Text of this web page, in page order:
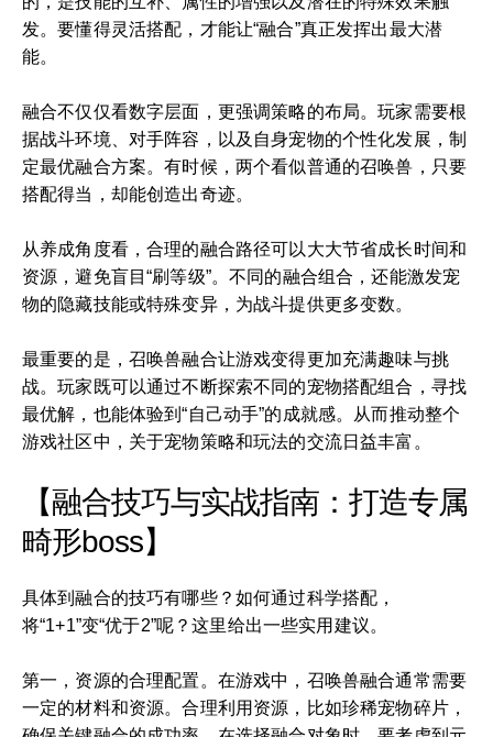
发。要懂得灵活搭配，才能让“融合”真正发挥出最大潜
能。
融合不仅仅看数字层面，更强调策略的布局。玩家需要根
据战斗环境、对手阵容，以及自身宠物的个性化发展，制
定最优融合方案。有时候，两个看似普通的召唤兽，只要
搭配得当，却能创造出奇迹。
从养成角度看，合理的融合路径可以大大节省成长时间和
资源，避免盲目“刷等级”。不同的融合组合，还能激发宠
物的隐藏技能或特殊变异，为战斗提供更多变数。
最重要的是，召唤兽融合让游戏变得更加充满趣味与挑
战。玩家既可以通过不断探索不同的宠物搭配组合，寻找
最优解，也能体验到“自己动手”的成就感。从而推动整个
游戏社区中，关于宠物策略和玩法的交流日益丰富。
【融合技巧与实战指南：打造专属
畸形boss】
具体到融合的技巧有哪些？如何通过科学搭配，
将“1+1”变“优于2”呢？这里给出一些实用建议。
第一，资源的合理配置。在游戏中，召唤兽融合通常需要
一定的材料和资源。合理利用资源，比如珍稀宠物碎片，